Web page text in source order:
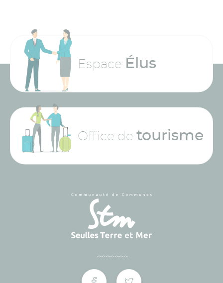
Espace Élus
Office de tourisme